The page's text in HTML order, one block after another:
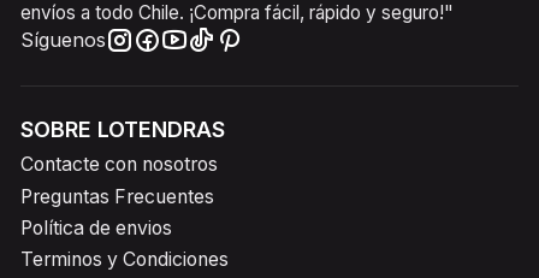
envíos a todo Chile. ¡Compra fácil, rápido y seguro!"
Síguenos
SOBRE LOTENDRAS
Contacte con nosotros
Preguntas Frecuentes
Política de envios
Terminos y Condiciones